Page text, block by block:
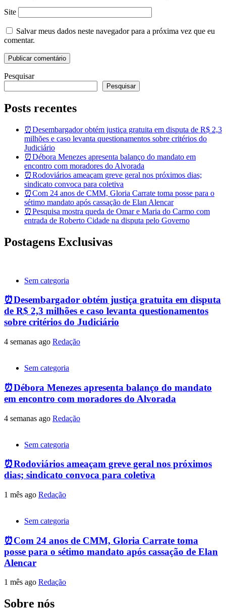
Site
Salvar meus dados neste navegador para a próxima vez que eu
comentar.
Pesquisar
Pesquisar
Posts recentes
⏰Desembargador obtém justiça gratuita em disputa de R$ 2,3
milhões e caso levanta questionamentos sobre critérios do
Judiciário
⏰Débora Menezes apresenta balanço do mandato em
encontro com moradores do Alvorada
⏰Rodoviários ameaçam greve geral nos próximos dias;
sindicato convoca para coletiva
⏰Com 24 anos de CMM, Gloria Carrate toma posse para o
sétimo mandato após cassação de Elan Alencar
⏰Pesquisa mostra queda de Omar e Maria do Carmo com
entrada de Roberto Cidade na disputa pelo Governo
Postagens Exclusivas
Sem categoria
⏰Desembargador obtém justiça gratuita em disputa
de R$ 2,3 milhões e caso levanta questionamentos
sobre critérios do Judiciário
4 semanas ago Redação
Sem categoria
⏰Débora Menezes apresenta balanço do mandato
em encontro com moradores do Alvorada
4 semanas ago Redação
Sem categoria
⏰Rodoviários ameaçam greve geral nos próximos
dias; sindicato convoca para coletiva
1 mês ago Redação
Sem categoria
⏰Com 24 anos de CMM, Gloria Carrate toma
posse para o sétimo mandato após cassação de Elan
Alencar
1 mês ago Redação
Sobre nós